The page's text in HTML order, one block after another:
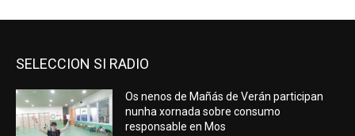
SELECCION SI RADIO
Os nenos de Mañás de Verán participan
nunha xornada sobre consumo
responsable en Mos